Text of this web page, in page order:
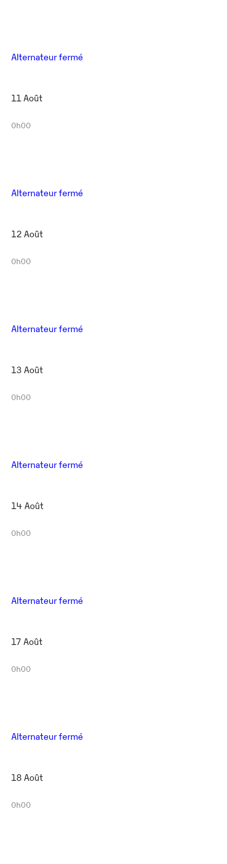
Alternateur fermé
11 Août
0h00
Alternateur fermé
12 Août
0h00
Alternateur fermé
13 Août
0h00
Alternateur fermé
14 Août
0h00
Alternateur fermé
17 Août
0h00
Alternateur fermé
18 Août
0h00